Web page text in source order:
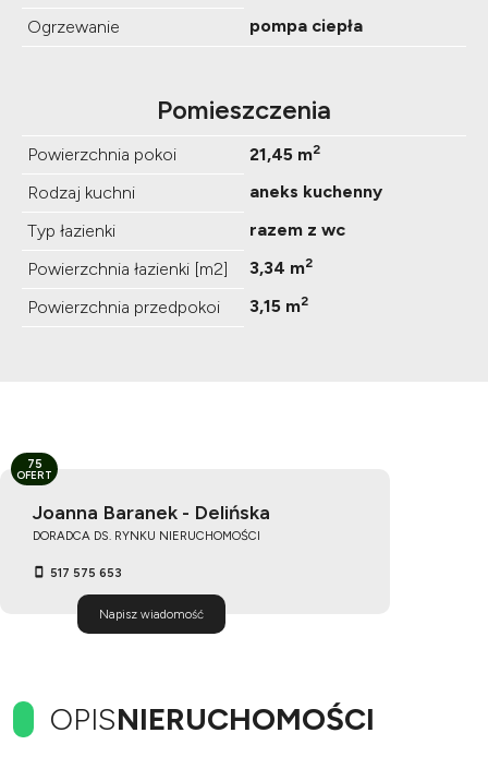
Ogrzewanie
pompa ciepła
Pomieszczenia
Powierzchnia pokoi 21,45 m2
Rodzaj kuchni
aneks kuchenny
Typ łazienki
razem z wc
Powierzchnia łazienki [m2]
3,34 m2
Powierzchnia przedpokoi 3,15 m2
Joanna Baranek - Delińska
DORADCA DS. RYNKU NIERUCHOMOŚCI
517 575 653
Napisz wiadomość
75
OFERT
OPISNIERUCHOMOŚCI